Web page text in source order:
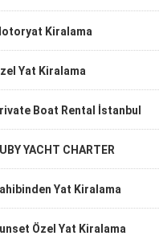
Kiralama
Yat Kiralama
Boat Rental İstanbul
YACHT CHARTER
Yat Kiralama
Özel Yat Kiralama